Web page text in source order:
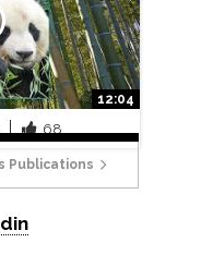
12:04
68
Publications